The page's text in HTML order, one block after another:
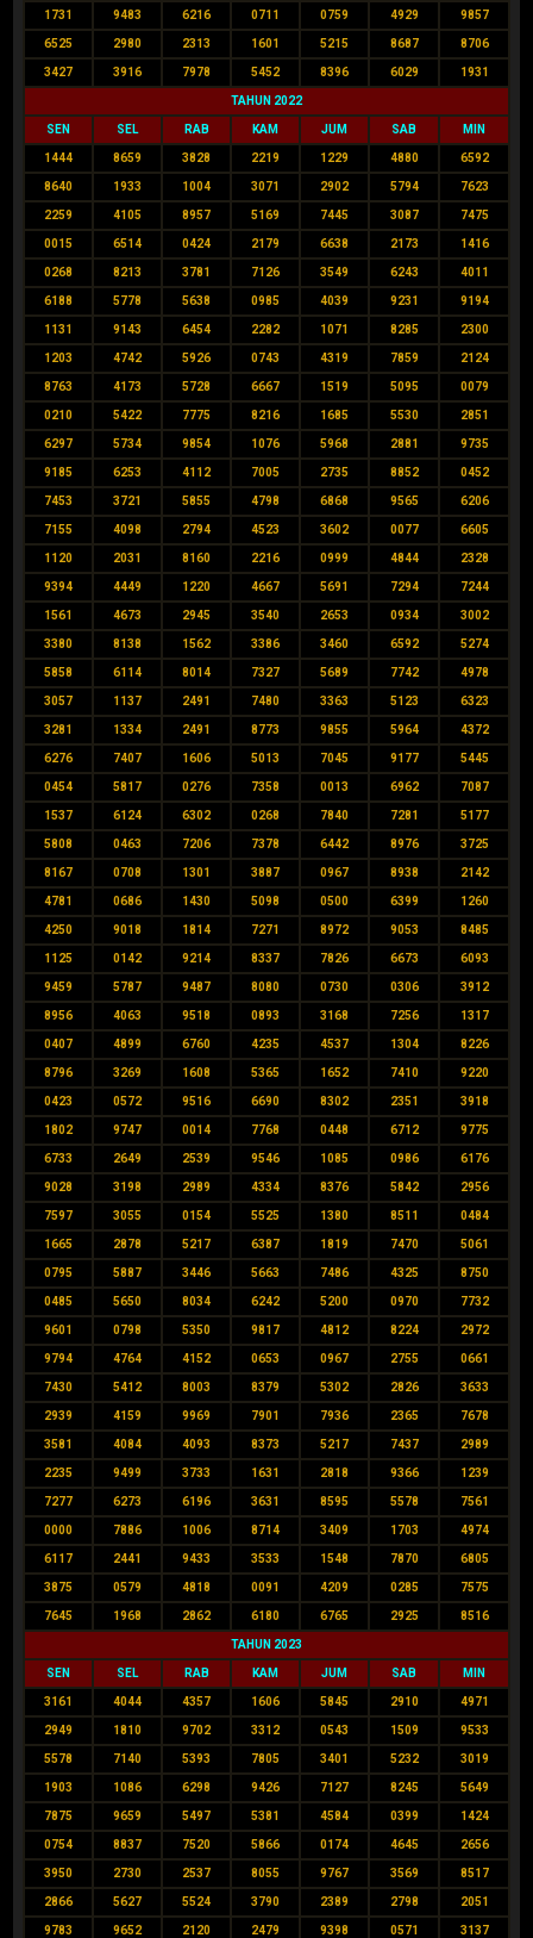
1731 9483 6216 0711 0759 4929 9857
6525 2980 2313 1601 5215 8687 8706
3427 3916 7978 5452 8396 6029 1931
TAHUN 2022
SEN SEL RAB KAM JUM SAB MIN
1444 8659 3828 2219 1229 4880 6592
8640 1933 1004 3071 2902 5794 7623
2259 4105 8957 5169 7445 3087 7475
0015 6514 0424 2179 6638 2173 1416
0268 8213 3781 7126 3549 6243 4011
6188 5778 5638 0985 4039 9231 9194
1131 9143 6454 2282 1071 8285 2300
1203 4742 5926 0743 4319 7859 2124
8763 4173 5728 6667 1519 5095 0079
0210 5422 7775 8216 1685 5530 2851
6297 5734 9854 1076 5968 2881 9735
9185 6253 4112 7005 2735 8852 0452
7453 3721 5855 4798 6868 9565 6206
7155 4098 2794 4523 3602 0077 6605
1120 2031 8160 2216 0999 4844 2328
9394 4449 1220 4667 5691 7294 7244
1561 4673 2945 3540 2653 0934 3002
3380 8138 1562 3386 3460 6592 5274
5858 6114 8014 7327 5689 7742 4978
3057 1137 2491 7480 3363 5123 6323
3281 1334 2491 8773 9855 5964 4372
6276 7407 1606 5013 7045 9177 5445
0454 5817 0276 7358 0013 6962 7087
1537 6124 6302 0268 7840 7281 5177
5808 0463 7206 7378 6442 8976 3725
8167 0708 1301 3887 0967 8938 2142
4781 0686 1430 5098 0500 6399 1260
4250 9018 1814 7271 8972 9053 8485
1125 0142 9214 8337 7826 6673 6093
9459 5787 9487 8080 0730 0306 3912
8956 4063 9518 0893 3168 7256 1317
0407 4899 6760 4235 4537 1304 8226
8796 3269 1608 5365 1652 7410 9220
0423 0572 9516 6690 8302 2351 3918
1802 9747 0014 7768 0448 6712 9775
6733 2649 2539 9546 1085 0986 6176
9028 3198 2989 4334 8376 5842 2956
7597 3055 0154 5525 1380 8511 0484
1665 2878 5217 6387 1819 7470 5061
0795 5887 3446 5663 7486 4325 8750
0485 5650 8034 6242 5200 0970 7732
9601 0798 5350 9817 4812 8224 2972
9794 4764 4152 0653 0967 2755 0661
7430 5412 8003 8379 5302 2826 3633
2939 4159 9969 7901 7936 2365 7678
3581 4084 4093 8373 5217 7437 2989
2235 9499 3733 1631 2818 9366 1239
7277 6273 6196 3631 8595 5578 7561
0000 7886 1006 8714 3409 1703 4974
6117 2441 9433 3533 1548 7870 6805
3875 0579 4818 0091 4209 0285 7575
7645 1968 2862 6180 6765 2925 8516
TAHUN 2023
SEN SEL RAB KAM JUM SAB MIN
3161 4044 4357 1606 5845 2910 4971
2949 1810 9702 3312 0543 1509 9533
5578 7140 5393 7805 3401 5232 3019
1903 1086 6298 9426 7127 8245 5649
7875 9659 5497 5381 4584 0399 1424
0754 8837 7520 5866 0174 4645 2656
3950 2730 2537 8055 9767 3569 8517
2866 5627 5524 3790 2389 2798 2051
9783 9652 2120 2479 9398 0571 3137